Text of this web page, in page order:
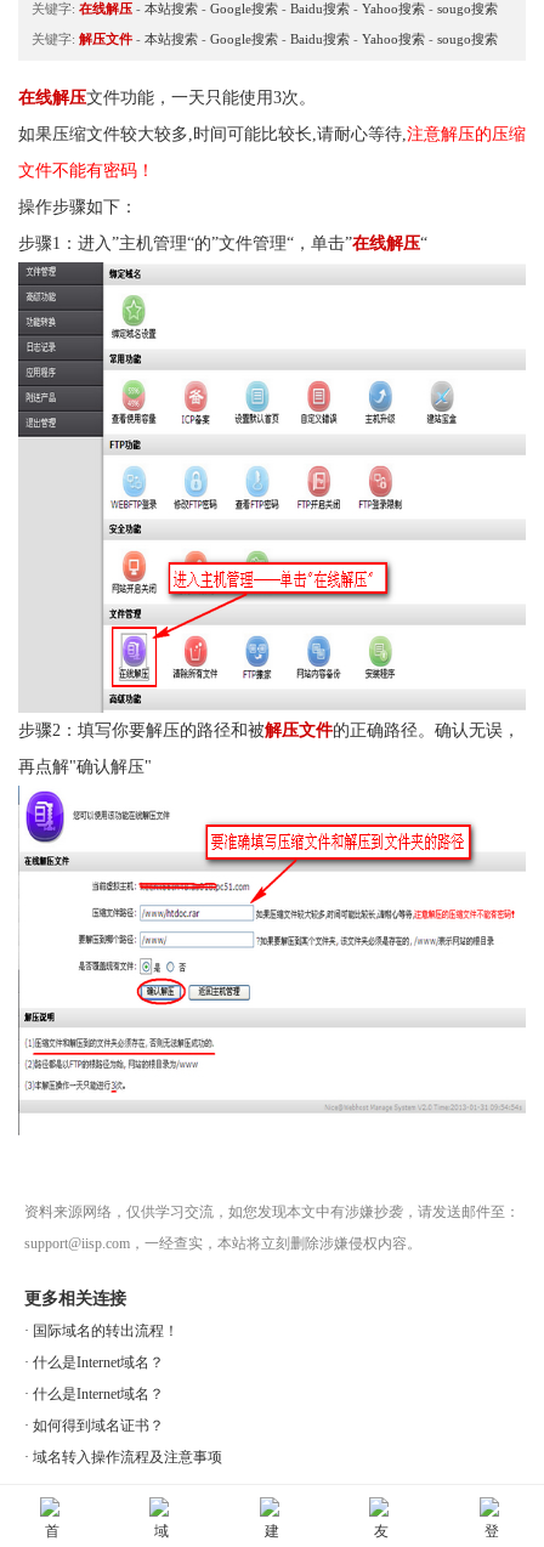
关键字: 在线解压 - 本站搜索 - Google搜索 - Baidu搜索 - Yahoo搜索 - sougo搜索
关键字: 解压文件 - 本站搜索 - Google搜索 - Baidu搜索 - Yahoo搜索 - sougo搜索
在线解压文件功能，一天只能使用3次。
如果压缩文件较大较多,时间可能比较长,请耐心等待,注意解压的压缩
文件不能有密码！
操作步骤如下：
步骤1：进入”主机管理“的”文件管理“，单击”在线解压“
步骤2：填写你要解压的路径和被解压文件的正确路径。确认无误，
再点解"确认解压"
资料来源网络，仅供学习交流，如您发现本文中有涉嫌抄袭，请发送邮件至：
support@iisp.com，一经查实，本站将立刻删除涉嫌侵权内容。
更多相关连接
· 国际域名的转出流程！
· 什么是Internet域名？
· 什么是Internet域名？
· 如何得到域名证书？
· 域名转入操作流程及注意事项
上一篇：
如何清空网站内容？
下一篇：
文件锁定权限的设定